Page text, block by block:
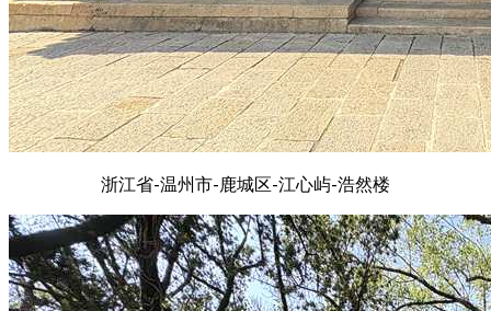
浙江省-温州市-鹿城区-江心屿-浩然楼